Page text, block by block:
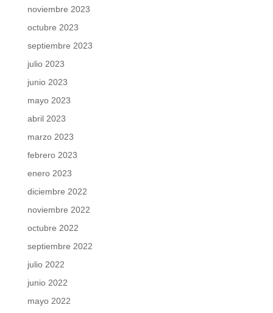
noviembre 2023
octubre 2023
septiembre 2023
julio 2023
junio 2023
mayo 2023
abril 2023
marzo 2023
febrero 2023
enero 2023
diciembre 2022
noviembre 2022
octubre 2022
septiembre 2022
julio 2022
junio 2022
mayo 2022